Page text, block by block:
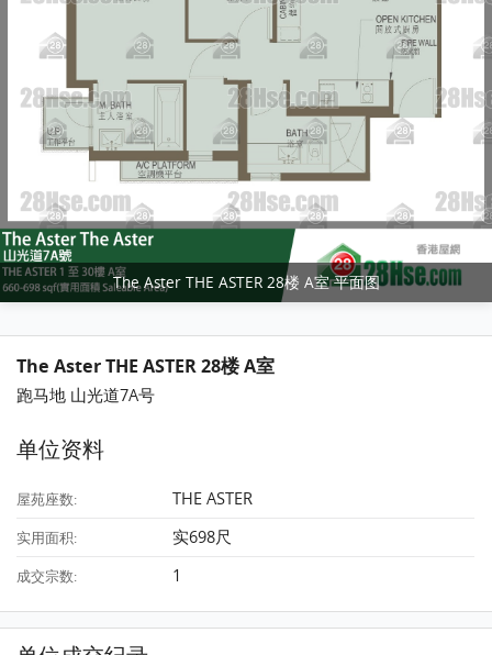
The Aster THE ASTER 28楼 A室 平面图
The Aster THE ASTER 28楼 A室
跑马地 山光道7A号
单位资料
屋苑座数: THE ASTER
实用面积: 实698尺
成交宗数: 1